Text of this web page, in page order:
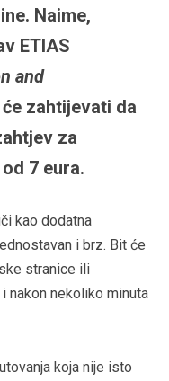
Naime,
ETIAS
and
zahtijevati da
za
7 eura.
kao dodatna
i brz. Bit će
stranice ili
nakon nekoliko minuta
koja nije isto